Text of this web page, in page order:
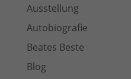
Ausstellung
Autobiografie
Beates Beste
Blog